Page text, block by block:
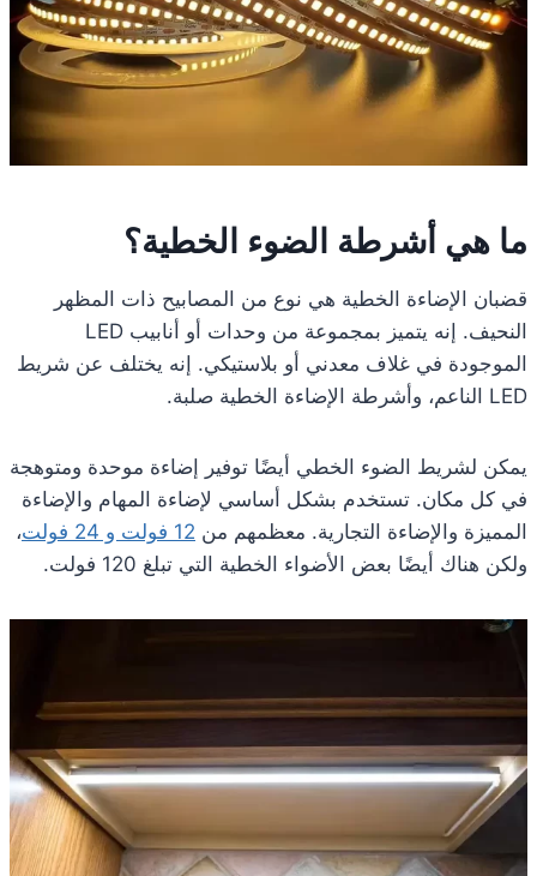
ما هي أشرطة الضوء الخطية؟
قضبان الإضاءة الخطية هي نوع من المصابيح ذات المظهر
النحيف. إنه يتميز بمجموعة من وحدات أو أنابيب LED
الموجودة في غلاف معدني أو بلاستيكي. إنه يختلف عن شريط
LED الناعم، وأشرطة الإضاءة الخطية صلبة.
يمكن لشريط الضوء الخطي أيضًا توفير إضاءة موحدة ومتوهجة
في كل مكان. تستخدم بشكل أساسي لإضاءة المهام والإضاءة
المميزة والإضاءة التجارية. معظمهم من 12 فولت و 24 فولت
،
ولكن هناك أيضًا بعض الأضواء الخطية التي تبلغ 120 فولت.